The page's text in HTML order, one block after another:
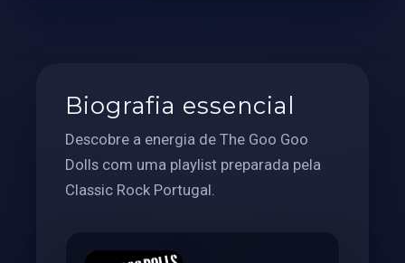
Biografia essencial
Descobre a energia de The Goo Goo
Dolls com uma playlist preparada pela
Classic Rock Portugal.